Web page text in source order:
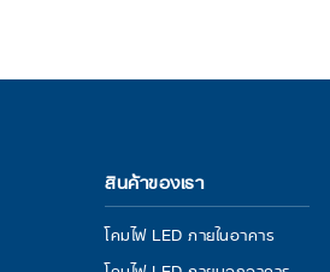
สินค้าของเรา
โคมไฟ LED ภายในอาคาร